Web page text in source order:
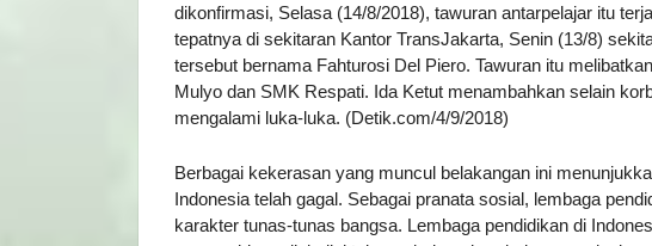
dikonfirmasi, Selasa (14/8/2018), tawuran antarpelajar itu
tepatnya di sekitaran Kantor TransJakarta, Senin (13/8)
tersebut bernama Fahturosi Del Piero. Tawuran itu
Mulyo dan SMK Respati. Ida Ketut menambahkan selain
mengalami luka-luka. (Detik.com/4/9/2018)
Berbagai kekerasan yang muncul belakangan ini
Indonesia telah gagal. Sebagai pranata sosial, lembaga
karakter tunas-tunas bangsa. Lembaga pendidikan di